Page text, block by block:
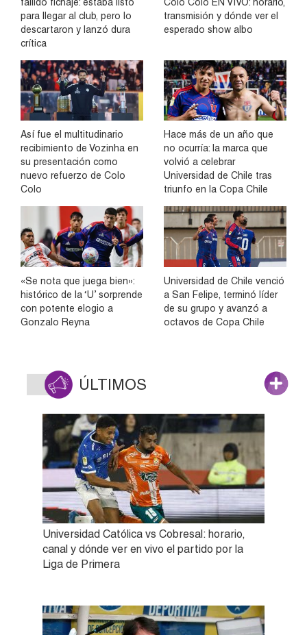
para llegar al club, pero lo
descartaron y lanzó dura
crítica
transmisión y dónde ver el
esperado show albo
Así fue el multitudinario
recibimiento de Vozinha en
su presentación como
nuevo refuerzo de Colo
Colo
Hace más de un año que
no ocurría: la marca que
volvió a celebrar
Universidad de Chile tras
triunfo en la Copa Chile
«Se nota que juega bien»:
histórico de la ‘U’ sorprende
con potente elogio a
Gonzalo Reyna
Universidad de Chile venció
a San Felipe, terminó líder
de su grupo y avanzó a
octavos de Copa Chile
ÚLTIMOS
Universidad Católica vs Cobresal: horario,
canal y dónde ver en vivo el partido por la
Liga de Primera